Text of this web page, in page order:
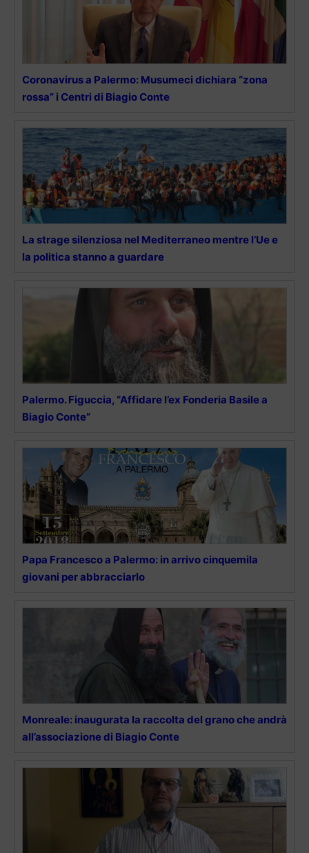
Coronavirus a Palermo: Musumeci dichiara “zona
rossa” i Centri di Biagio Conte
La strage silenziosa nel Mediterraneo mentre l’Ue e
la politica stanno a guardare
Palermo. Figuccia, “Affidare l’ex Fonderia Basile a
Biagio Conte”
Papa Francesco a Palermo: in arrivo cinquemila
giovani per abbracciarlo
Monreale: inaugurata la raccolta del grano che andrà
all’associazione di Biagio Conte